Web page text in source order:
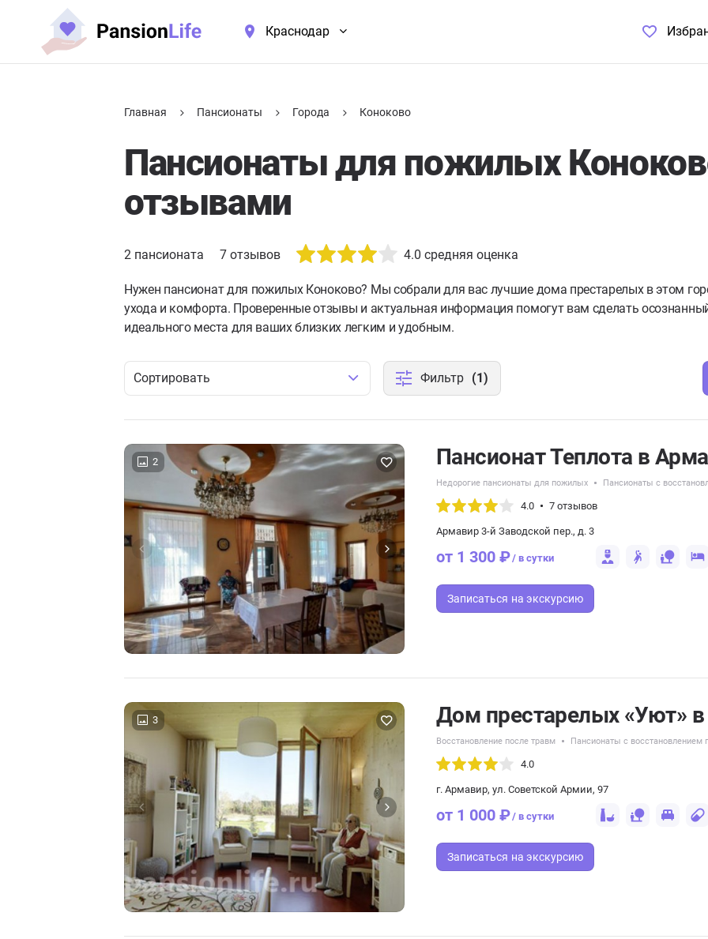
Краснодар
Главная Пансионаты Города Коноково
Пансионаты для пожилых
отзывами
2 пансионата 7 отзывов 4.0 средняя оценка
Нужен пансионат для пожилых Коноково? Мы собрали для вас лучшие дома престарелых в этом
ухода и комфорта. Проверенные отзывы и актуальная информация помогут вам сделать
идеального места для ваших близких легким и удобным.
Сортировать Фильтр (1)
2 Пансионат Теплота в
Недорогие пансионаты для пожилых Пансионаты с
4.0 7 отзывов
Армавир 3-й Заводской пер., д. 3
от 1 300 ₽/ в сутки
Записаться на экскурсию
3 Дом престарелых «Уют»
Восстановление после травм Пансионаты с восстановлением
4.0
г. Армавир, ул. Советской Армии, 97
от 1 000 ₽/ в сутки
Записаться на экскурсию